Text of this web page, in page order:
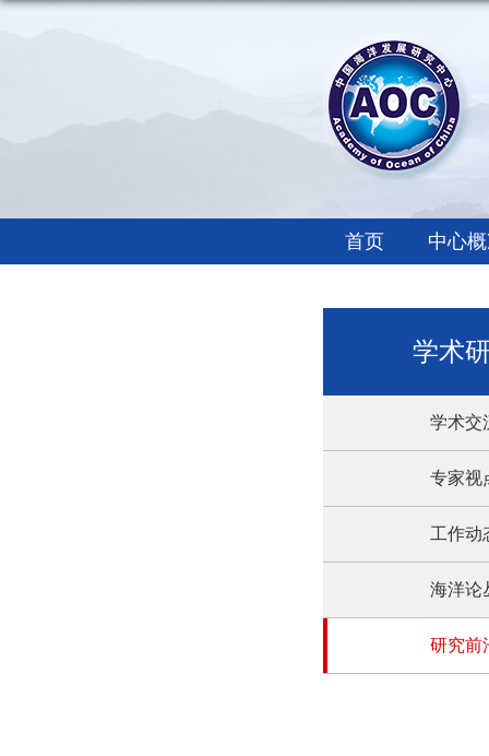
首页 中心
学术
学术交
专家视
工作动
海洋论
研究前